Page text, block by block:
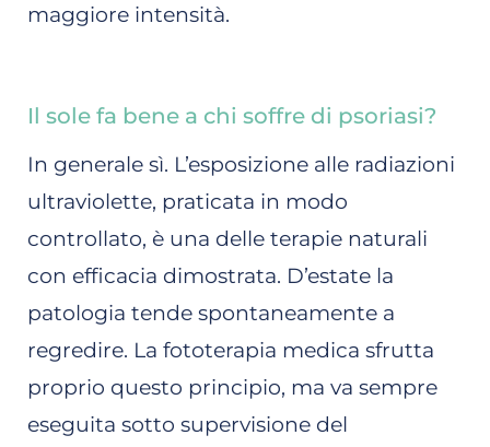
maggiore intensità.
Il sole fa bene a chi soffre di psoriasi?
In generale sì. L’esposizione alle radiazioni
ultraviolette, praticata in modo
controllato, è una delle terapie naturali
con efficacia dimostrata. D’estate la
patologia tende spontaneamente a
regredire. La fototerapia medica sfrutta
proprio questo principio, ma va sempre
eseguita sotto supervisione del